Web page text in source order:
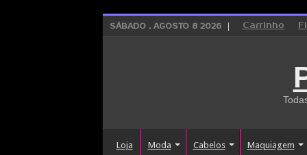
SÁBADO , AGOSTO 8 2026 Carrinho
Loja Moda Cabelos Maquiagem